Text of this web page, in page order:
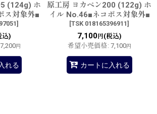
(124g) ホ
ス対象外■
]
込)
7,200円
れる
原工房 ヨカペン200 (122g) ホ
イル No.46■ネコポス対象外■
[TSK 018165396911]
7,100円(税込)
希望小売価格: 7,100円
カートに入れる